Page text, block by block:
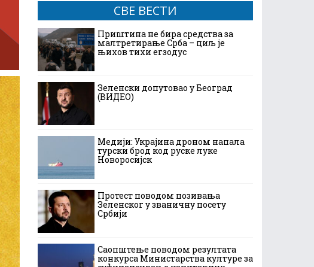
СВЕ ВЕСТИ
Приштина не бира средства за
малтретирање Срба – циљ је
њихов тихи егзодус
Зеленски допутовао у Београд
(ВИДЕО)
Медији: Украјина дроном напала
турски брод код руске луке
Новоросијск
Протест поводом позивања
Зеленског у званичну посету
Србији
Саопштење поводом резултата
конкурса Министарства културе за